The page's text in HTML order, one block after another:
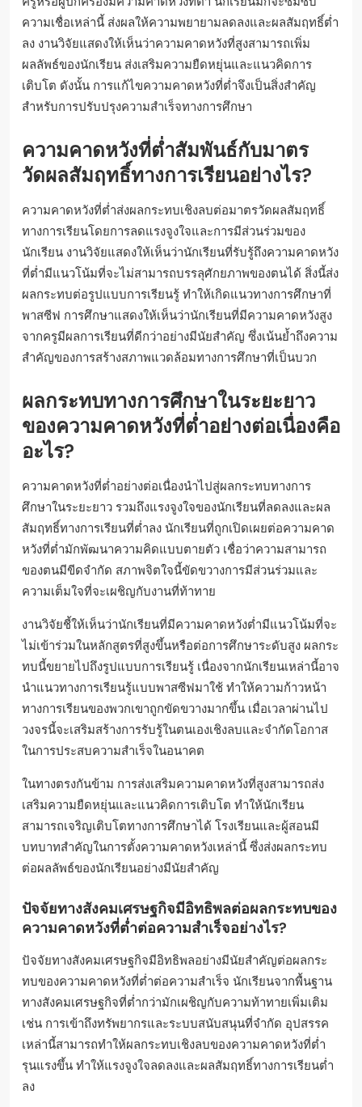
ความเชื่อเหล่านี้ ส่งผลให้ความพยายามลดลงและผลสัมฤทธิ์ต่ำ
ลง งานวิจัยแสดงให้เห็นว่าความคาดหวังที่สูงสามารถเพิ่ม
ผลลัพธ์ของนักเรียน ส่งเสริมความยืดหยุ่นและแนวคิดการ
เติบโต ดังนั้น การแก้ไขความคาดหวังที่ต่ำจึงเป็นสิ่งสำคัญ
สำหรับการปรับปรุงความสำเร็จทางการศึกษา
ความคาดหวังที่ต่ำสัมพันธ์กับมาตร
วัดผลสัมฤทธิ์ทางการเรียนอย่างไร?
ความคาดหวังที่ต่ำส่งผลกระทบเชิงลบต่อมาตรวัดผลสัมฤทธิ์
ทางการเรียนโดยการลดแรงจูงใจและการมีส่วนร่วมของ
นักเรียน งานวิจัยแสดงให้เห็นว่านักเรียนที่รับรู้ถึงความคาดหวัง
ที่ต่ำมีแนวโน้มที่จะไม่สามารถบรรลุศักยภาพของตนได้ สิ่งนี้ส่ง
ผลกระทบต่อรูปแบบการเรียนรู้ ทำให้เกิดแนวทางการศึกษาที่
พาสซีฟ การศึกษาแสดงให้เห็นว่านักเรียนที่มีความคาดหวังสูง
จากครูมีผลการเรียนที่ดีกว่าอย่างมีนัยสำคัญ ซึ่งเน้นย้ำถึงความ
สำคัญของการสร้างสภาพแวดล้อมทางการศึกษาที่เป็นบวก
ผลกระทบทางการศึกษาในระยะยาว
ของความคาดหวังที่ต่ำอย่างต่อเนื่องคือ
อะไร?
ความคาดหวังที่ต่ำอย่างต่อเนื่องนำไปสู่ผลกระทบทางการ
ศึกษาในระยะยาว รวมถึงแรงจูงใจของนักเรียนที่ลดลงและผล
สัมฤทธิ์ทางการเรียนที่ต่ำลง นักเรียนที่ถูกเปิดเผยต่อความคาด
หวังที่ต่ำมักพัฒนาความคิดแบบตายตัว เชื่อว่าความสามารถ
ของตนมีขีดจำกัด สภาพจิตใจนี้ขัดขวางการมีส่วนร่วมและ
ความเต็มใจที่จะเผชิญกับงานที่ท้าทาย
งานวิจัยชี้ให้เห็นว่านักเรียนที่มีความคาดหวังต่ำมีแนวโน้มที่จะ
ไม่เข้าร่วมในหลักสูตรที่สูงขึ้นหรือต่อการศึกษาระดับสูง ผลกระ
ทบนี้ขยายไปถึงรูปแบบการเรียนรู้ เนื่องจากนักเรียนเหล่านี้อาจ
นำแนวทางการเรียนรู้แบบพาสซีฟมาใช้ ทำให้ความก้าวหน้า
ทางการเรียนของพวกเขาถูกขัดขวางมากขึ้น เมื่อเวลาผ่านไป
วงจรนี้จะเสริมสร้างการรับรู้ในตนเองเชิงลบและจำกัดโอกาส
ในการประสบความสำเร็จในอนาคต
ในทางตรงกันข้าม การส่งเสริมความคาดหวังที่สูงสามารถส่ง
เสริมความยืดหยุ่นและแนวคิดการเติบโต ทำให้นักเรียน
สามารถเจริญเติบโตทางการศึกษาได้ โรงเรียนและผู้สอนมี
บทบาทสำคัญในการตั้งความคาดหวังเหล่านี้ ซึ่งส่งผลกระทบ
ต่อผลลัพธ์ของนักเรียนอย่างมีนัยสำคัญ
ปัจจัยทางสังคมเศรษฐกิจมีอิทธิพลต่อผลกระทบของ
ความคาดหวังที่ต่ำต่อความสำเร็จอย่างไร?
ปัจจัยทางสังคมเศรษฐกิจมีอิทธิพลอย่างมีนัยสำคัญต่อผลกระ
ทบของความคาดหวังที่ต่ำต่อความสำเร็จ นักเรียนจากพื้นฐาน
ทางสังคมเศรษฐกิจที่ต่ำกว่ามักเผชิญกับความท้าทายเพิ่มเติม
เช่น การเข้าถึงทรัพยากรและระบบสนับสนุนที่จำกัด อุปสรรค
เหล่านี้สามารถทำให้ผลกระทบเชิงลบของความคาดหวังที่ต่ำ
รุนแรงขึ้น ทำให้แรงจูงใจลดลงและผลสัมฤทธิ์ทางการเรียนต่ำ
ลง